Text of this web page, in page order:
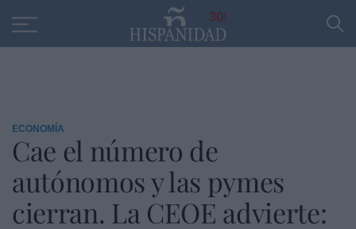
30
ECONOMÍA
Cae el número de
autónomos y las pymes
cierran. La CEOE advierte: